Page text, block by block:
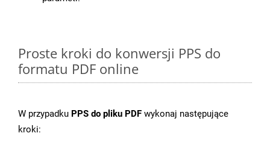
Proste kroki do konwersji PPS do
formatu PDF online
W przypadku PPS do pliku PDF wykonaj następujące
kroki: